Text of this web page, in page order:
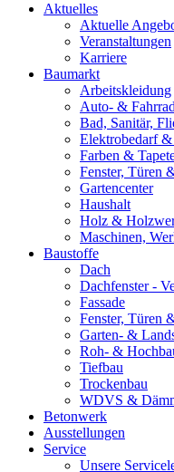
Aktuelles
Aktuelle
Veranstaltungen
Karriere
Baumarkt
Arbeitskleidung
Auto- &
Bad, Sanitär,
Elektrobedarf
Farben &
Fenster, Türen
Gartencenter
Haushalt
Holz &
Maschinen,
Baustoffe
Dach
Dachfenster -
Fassade
Fenster, Türen
Garten- &
Roh- &
Tiefbau
Trockenbau
WDVS &
Betonwerk
Ausstellungen
Service
Unsere